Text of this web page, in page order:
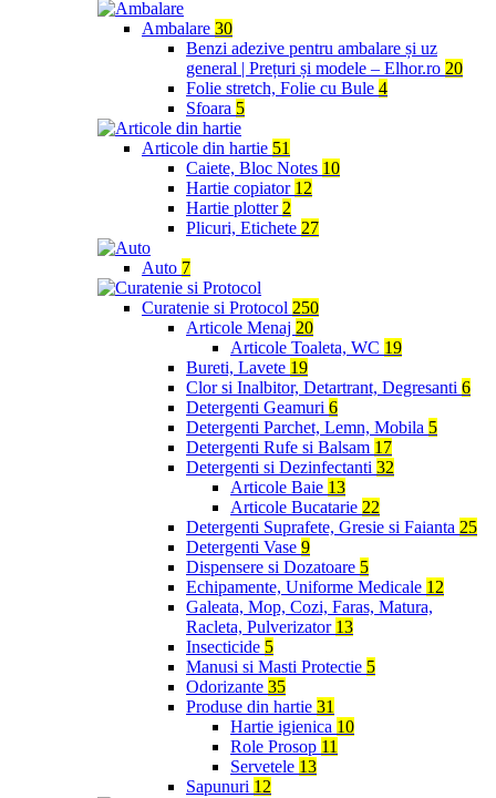
Ambalare 30
Benzi adezive pentru ambalare și uz
general | Prețuri și modele – Elhor.ro 20
Folie stretch, Folie cu Bule 4
Sfoara 5
Articole din hartie 51
Caiete, Bloc Notes 10
Hartie copiator 12
Hartie plotter 2
Plicuri, Etichete 27
Auto 7
Curatenie si Protocol 250
Articole Menaj 20
Articole Toaleta, WC 19
Bureti, Lavete 19
Clor si Inalbitor, Detartrant, Degresanti 6
Detergenti Geamuri 6
Detergenti Parchet, Lemn, Mobila 5
Detergenti Rufe si Balsam 17
Detergenti si Dezinfectanti 32
Articole Baie 13
Articole Bucatarie 22
Detergenti Suprafete, Gresie si Faianta 25
Detergenti Vase 9
Dispensere si Dozatoare 5
Echipamente, Uniforme Medicale 12
Galeata, Mop, Cozi, Faras, Matura,
Racleta, Pulverizator 13
Insecticide 5
Manusi si Masti Protectie 5
Odorizante 35
Produse din hartie 31
Hartie igienica 10
Role Prosop 11
Servetele 13
Sapunuri 12